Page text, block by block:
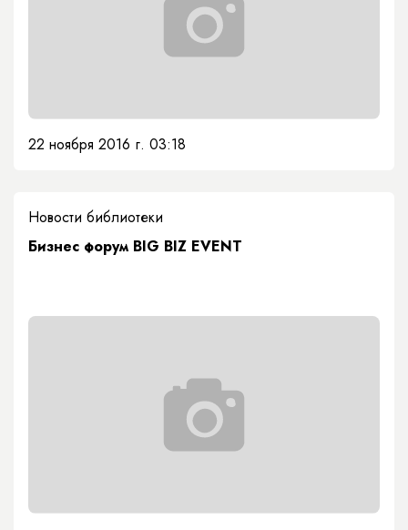
22 ноября 2016 г. 03:18
Новости библиотеки
Бизнес форум BIG BIZ EVENT